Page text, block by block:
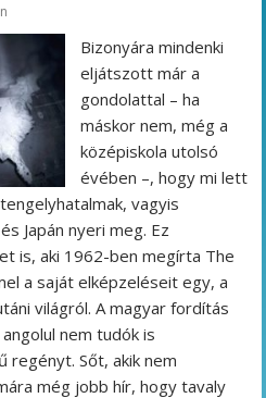
Bizonyára mindenki
eljátszott már a
gondolattal – ha
máskor nem, még a
középiskola utolsó
évében –, hogy mi lett
vagyis
Japán nyeri meg. Ez
is, aki 1962-ben megírta The
a saját elképzeléseit egy, a
világról. A magyar fordítás
nem tudók is
regényt. Sőt, akik nem
még jobb hír, hogy tavaly